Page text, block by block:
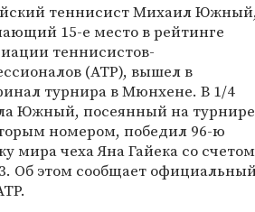
теннисист Михаил
15-е место в рейтинге
теннисистов-
(ATP), вышел в
турнира в Мюнхене. В 1/4
Южный, посеянный на турнире
номером, победил 96-ю
мира чеха Яна Гайека со счетом
Об этом сообщает